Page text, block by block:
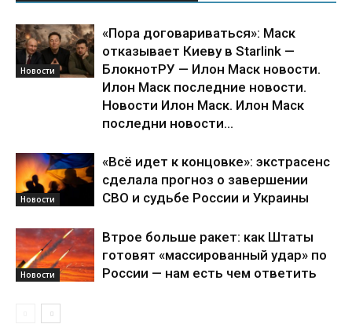
Новости
«Пора договариваться»: Маск
отказывает Киеву в Starlink —
БлокнотРУ — Илон Маск новости.
Илон Маск последние новости.
Новости Илон Маск. Илон Маск
последни новости...
Новости
«Всё идет к концовке»: экстрасенс
сделала прогноз о завершении
СВО и судьбе России и Украины
Новости
Втрое больше ракет: как Штаты
готовят «массированный удар» по
России — нам есть чем ответить